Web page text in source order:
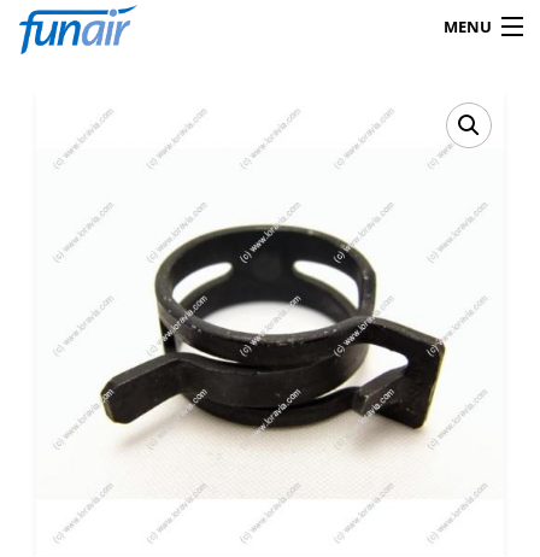
MENU
Mein Konto